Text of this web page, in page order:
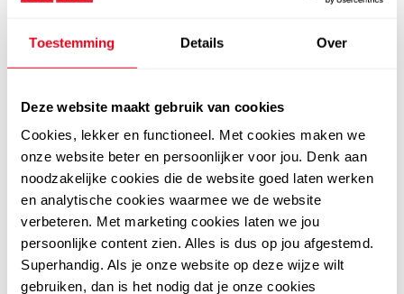
Toestemming Details Over
Deze website maakt gebruik van cookies
Cookies, lekker en functioneel. Met cookies maken we
onze website beter en persoonlijker voor jou. Denk aan
noodzakelijke cookies die de website goed laten werken
en analytische cookies waarmee we de website
verbeteren. Met marketing cookies laten we jou
persoonlijke content zien. Alles is dus op jou afgestemd.
Superhandig. Als je onze website op deze wijze wilt
gebruiken, dan is het nodig dat je onze cookies